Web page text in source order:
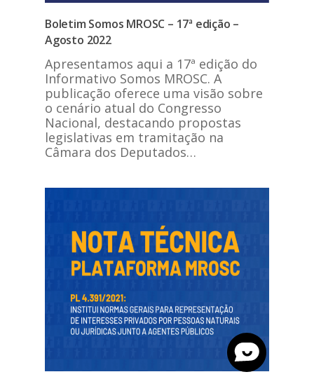
Boletim Somos MROSC – 17ª edição –
Agosto 2022
Apresentamos aqui a 17ª edição do
Informativo Somos MROSC. A
publicação oferece uma visão sobre
o cenário atual do Congresso
Nacional, destacando propostas
legislativas em tramitação na
Câmara dos Deputados…